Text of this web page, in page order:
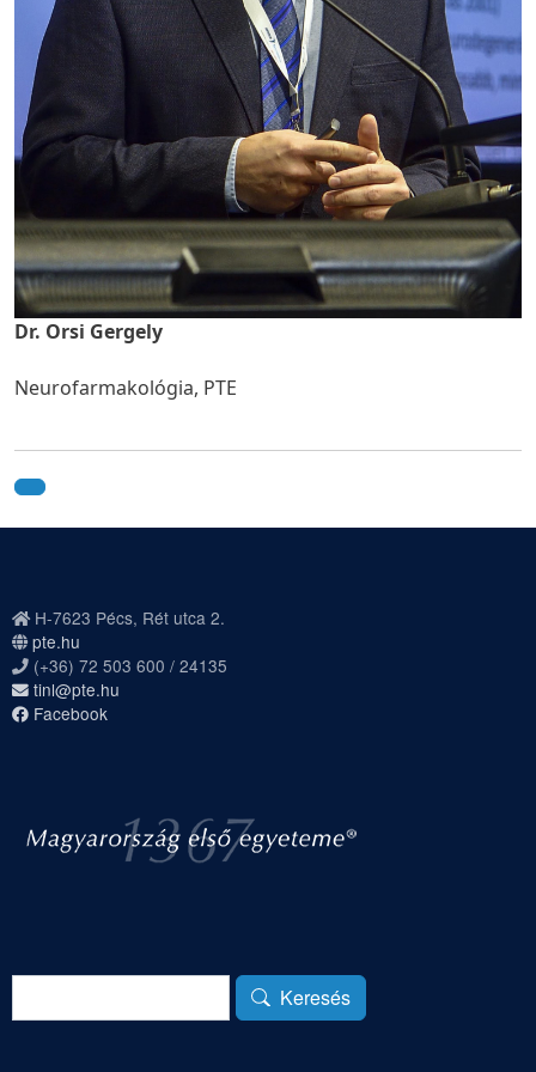
Dr. Orsi Gergely
Neurofarmakológia, PTE
H-7623 Pécs, Rét utca 2.
pte.hu
(+36) 72 503 600 / 24135
tinl@pte.hu
Facebook
Keresés